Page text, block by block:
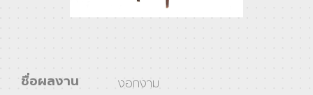
ชื่อผลงาน งอกงาม